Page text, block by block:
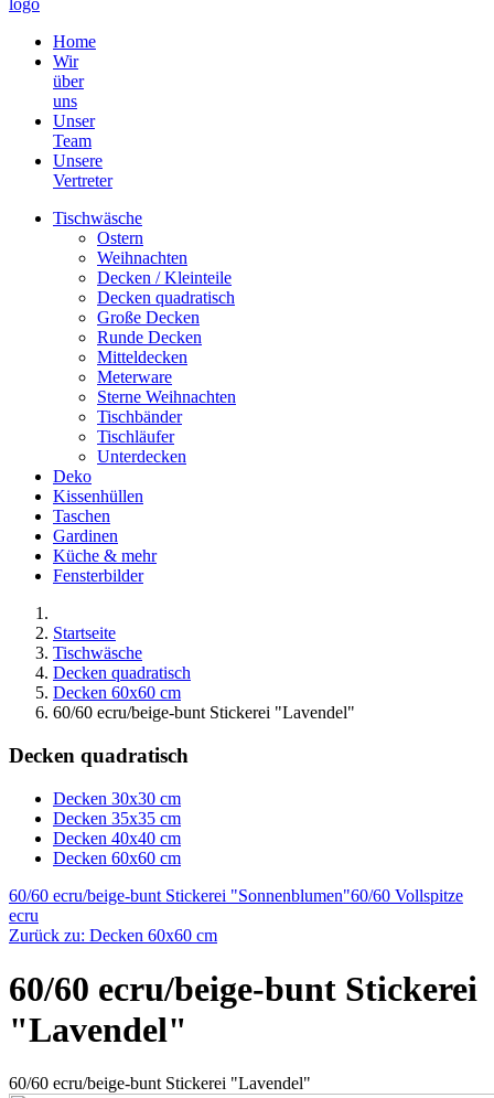
Home
Wir
über
uns
Unser
Team
Unsere
Vertreter
Tischwäsche
Ostern
Weihnachten
Decken / Kleinteile
Decken quadratisch
Große Decken
Runde Decken
Mitteldecken
Meterware
Sterne Weihnachten
Tischbänder
Tischläufer
Unterdecken
Deko
Kissenhüllen
Taschen
Gardinen
Küche & mehr
Fensterbilder
Startseite
Tischwäsche
Decken quadratisch
Decken 60x60 cm
60/60 ecru/beige-bunt Stickerei "Lavendel"
Decken quadratisch
Decken 30x30 cm
Decken 35x35 cm
Decken 40x40 cm
Decken 60x60 cm
60/60 ecru/beige-bunt Stickerei "Sonnenblumen"60/60 Vollspitze
ecru
Zurück zu: Decken 60x60 cm
60/60 ecru/beige-bunt Stickerei
"Lavendel"
60/60 ecru/beige-bunt Stickerei "Lavendel"